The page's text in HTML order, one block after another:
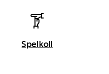
Spelkoll